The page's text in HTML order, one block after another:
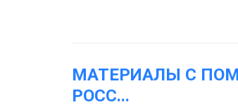
МАТЕРИАЛЫ С
РОСС...